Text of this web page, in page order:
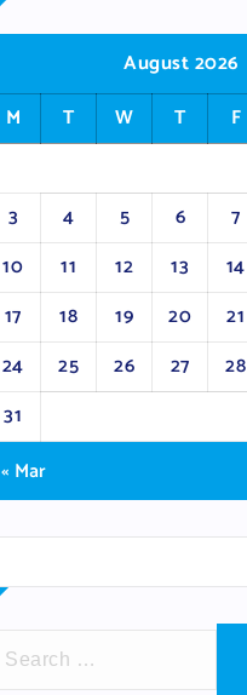
August 2026
M
T W T F
3
4 5 6 7
10
11 12 13 14
17
18 19 20 21
24
25 26 27 28
31
« Mar